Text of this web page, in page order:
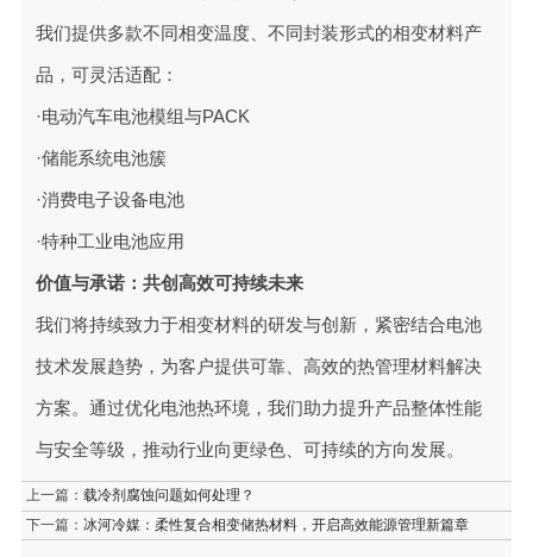
我们提供多款不同相变温度、不同封装形式的相变材料产
品，可灵活适配：
·电动汽车电池模组与PACK
·储能系统电池簇
·消费电子设备电池
·特种工业电池应用
价值与承诺：共创高效可持续未来
我们将持续致力于相变材料的研发与创新，紧密结合电池
技术发展趋势，为客户提供可靠、高效的热管理材料解决
方案。通过优化电池热环境，我们助力提升产品整体性能
与安全等级，推动行业向更绿色、可持续的方向发展。
上一篇：载冷剂腐蚀问题如何处理？
下一篇： 冰河冷媒：柔性复合相变储热材料，开启高效能源管理新篇章